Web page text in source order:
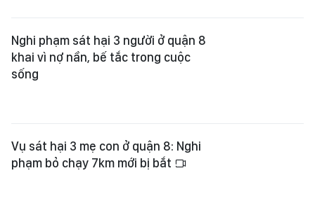
Nghi phạm sát hại 3 người ở quận 8
khai vì nợ nần, bế tắc trong cuộc
sống
Vụ sát hại 3 mẹ con ở quận 8: Nghi
phạm bỏ chạy 7km mới bị bắt